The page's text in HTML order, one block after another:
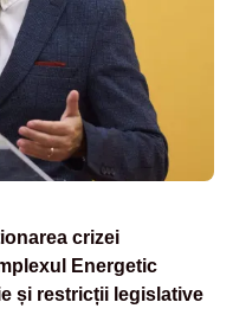
crizei
Energetic
și restricții legislative